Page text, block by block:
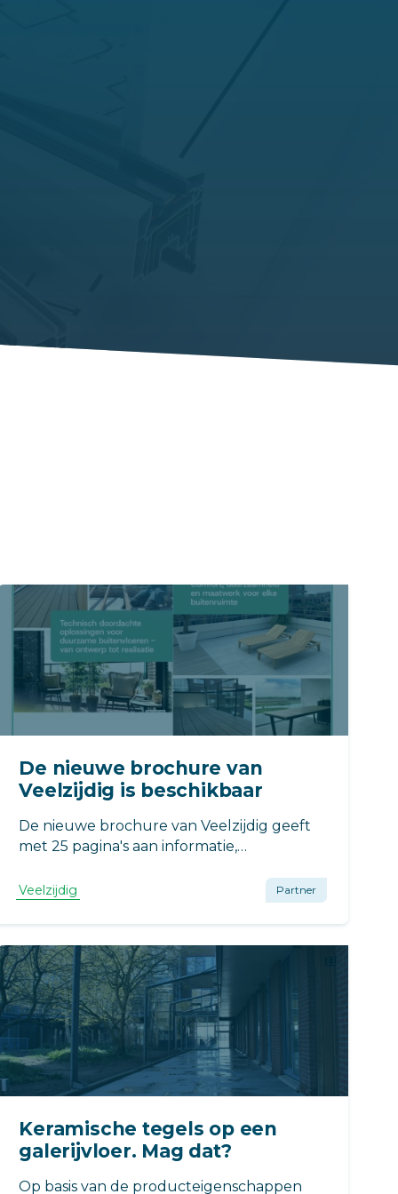
De nieuwe brochure van
Veelzijdig is beschikbaar
De nieuwe brochure van Veelzijdig geeft
met 25 pagina's aan informatie,
compleet beeld. Open de brochure en
ontdek een wereld aan mogelijkheden
voor galerijen, balkons en (dak)terrassen.
Veelzijdig Partner
Keramische tegels op een
galerijvloer. Mag dat?
Op basis van de producteigenschappen